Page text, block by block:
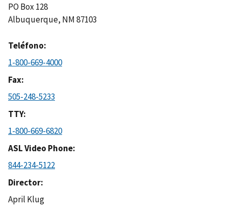
PO Box 128
Albuquerque, NM87103
Teléfono
1-800-669-4000
Fax
505-248-5233
TTY
1-800-669-6820
ASL Video Phone
844-234-5122
Director
April Klug